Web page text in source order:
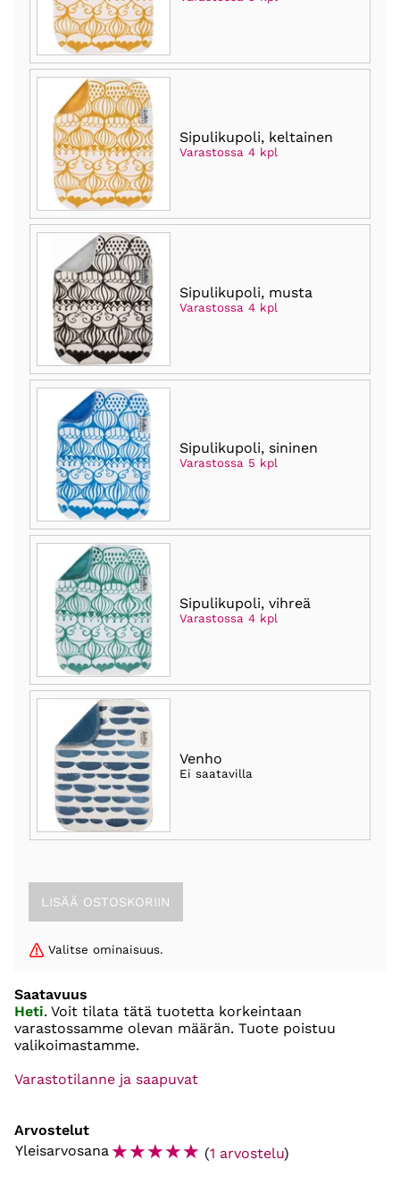
Sipulikupoli, keltainen
Varastossa 4 kpl
Sipulikupoli, musta
Varastossa 4 kpl
Sipulikupoli, sininen
Varastossa 5 kpl
Sipulikupoli, vihreä
Varastossa 4 kpl
Venho
Ei saatavilla
Valitse ominaisuus.
Saatavuus
Heti. Voit tilata tätä tuotetta korkeintaan
varastossamme olevan määrän. Tuote poistuu
valikoimastamme.
Varastotilanne ja saapuvat
Arvostelut
Yleisarvosana ☆☆☆☆☆ (1 arvostelu)